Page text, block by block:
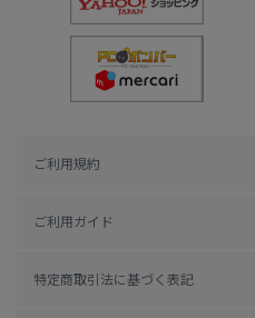
ご利用規約
ご利用ガイド
特定商取引法に基づく表記